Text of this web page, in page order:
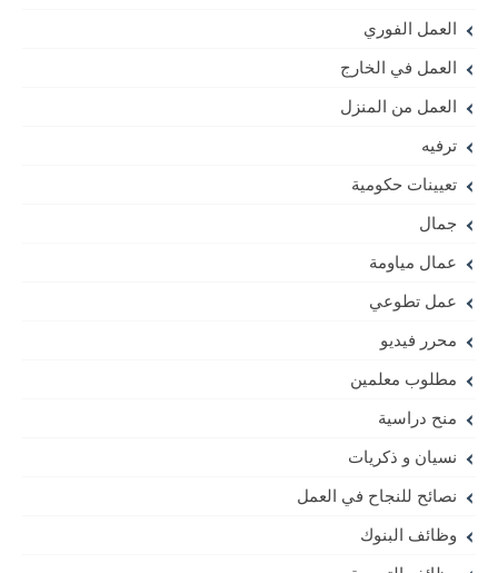
العمل الفوري
العمل في الخارج
العمل من المنزل
ترفيه
تعيينات حكومية
جمال
عمال مياومة
عمل تطوعي
محرر فيديو
مطلوب معلمين
منح دراسية
نسيان و ذكريات
نصائح للنجاح في العمل
وظائف البنوك